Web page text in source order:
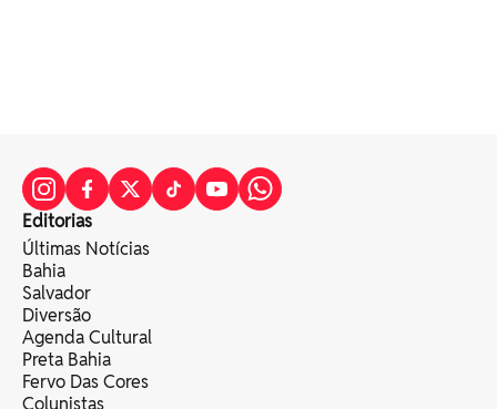
Editorias
Últimas Notícias
Bahia
Salvador
Diversão
Agenda Cultural
Preta Bahia
Fervo Das Cores
Colunistas